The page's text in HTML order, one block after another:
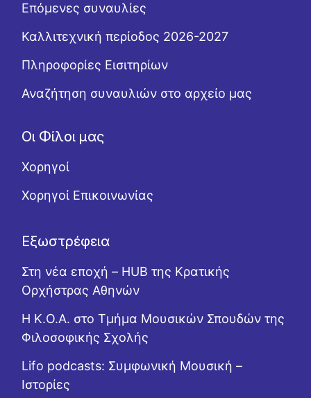
Επόμενες συναυλίες
Καλλιτεχνική περίοδος 2026-2027
Πληροφορίες Εισιτηρίων
Αναζήτηση συναυλιών στο αρχείο μας
Οι Φίλοι μας
Χορηγοί
Χορηγοί Επικοινωνίας
Εξωστρέφεια
Στη νέα εποχή – HUB της Κρατικής
Ορχήστρας Αθηνών
Η Κ.Ο.Α. στο Τμήμα Μουσικών Σπουδών της
Φιλοσοφικής Σχολής
Lifo podcasts: Συμφωνική Μουσική –
Ιστορίες